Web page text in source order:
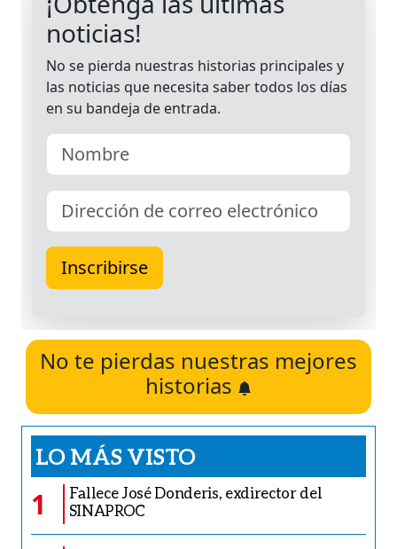
No te pierdas nuestras mejores
historias
LO MÁS VISTO
1
Fallece José Donderis, exdirector del
SINAPROC